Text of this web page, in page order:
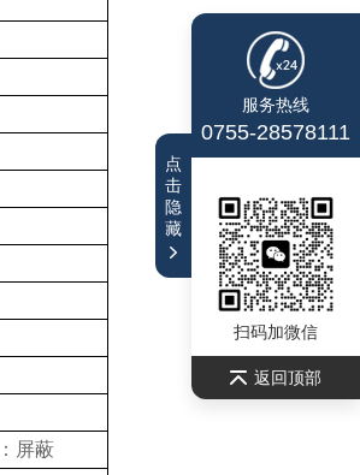
屏蔽
服务热线
0755-28578111
扫码加微信
返回顶部
点
击
隐
藏